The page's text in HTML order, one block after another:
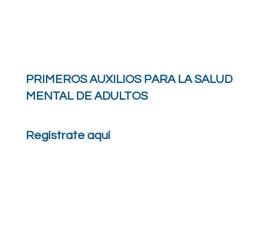
PRIMEROS AUXILIOS PARA LA SALUD
MENTAL DE ADULTOS
Regístrate aquí